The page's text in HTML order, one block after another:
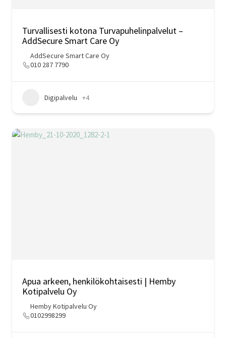
Turvallisesti kotona Turvapuhelinpalvelut –
AddSecure Smart Care Oy
AddSecure Smart Care Oy
010 287 7790
Digipalvelu +4
Apua arkeen, henkilökohtaisesti | Hemby
Kotipalvelu Oy
Hemby Kotipalvelu Oy
0102998299